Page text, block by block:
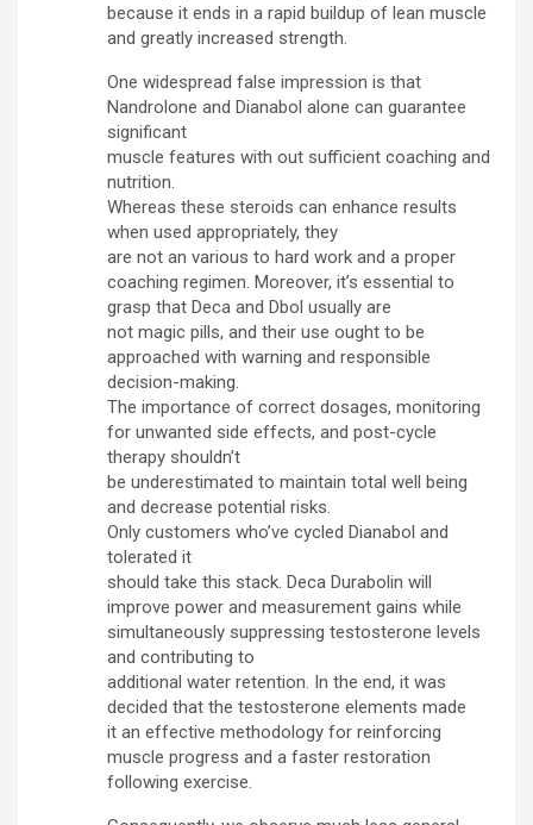
because it ends in a rapid buildup of lean muscle
and greatly increased strength.
One widespread false impression is that
Nandrolone and Dianabol alone can guarantee
significant
muscle features with out sufficient coaching and
nutrition.
Whereas these steroids can enhance results
when used appropriately, they
are not an various to hard work and a proper
coaching regimen. Moreover, it’s essential to
grasp that Deca and Dbol usually are
not magic pills, and their use ought to be
approached with warning and responsible
decision-making.
The importance of correct dosages, monitoring
for unwanted side effects, and post-cycle
therapy shouldn’t
be underestimated to maintain total well being
and decrease potential risks.
Only customers who’ve cycled Dianabol and
tolerated it
should take this stack. Deca Durabolin will
improve power and measurement gains while
simultaneously suppressing testosterone levels
and contributing to
additional water retention. In the end, it was
decided that the testosterone elements made
it an effective methodology for reinforcing
muscle progress and a faster restoration
following exercise.